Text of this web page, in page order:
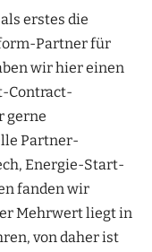
erstes die
Partner für
wir hier einen
Contract-
gerne
Partner-
Energie-Start-
fanden wir
Mehrwert liegt in
von daher ist